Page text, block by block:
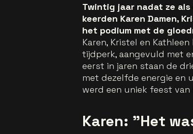
Twintig jaar nadat ze
keerden Karen Damen,
het podium met de
Karen, Kristel en
tijdperk, aangevuld met
eerst in jaren staan de
met dezelfde energie en
werd een uniek feest
Karen: "Het